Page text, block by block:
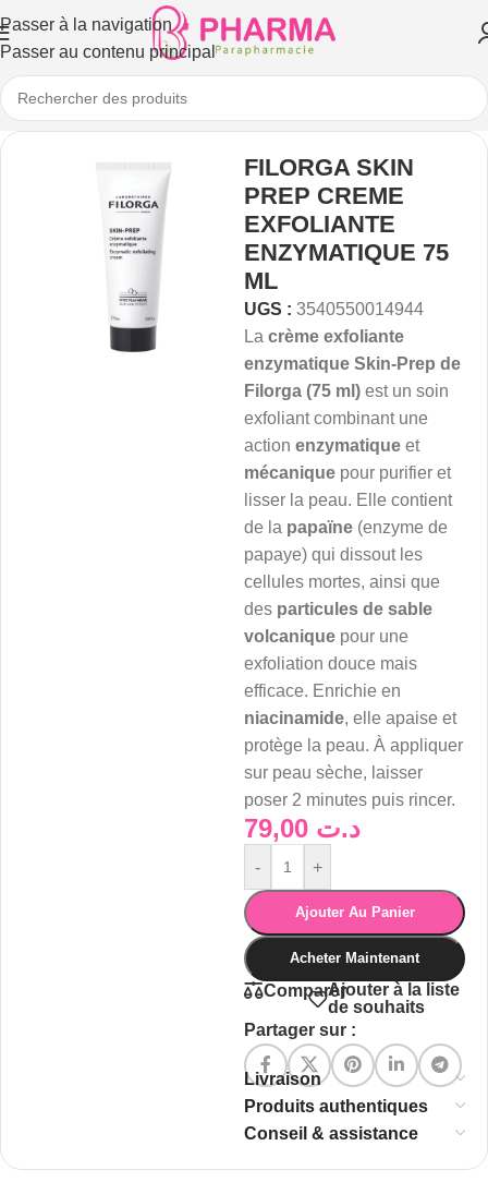
Passer à la navigation
Passer au contenu principal
FILORGA SKIN
PREP CREME
EXFOLIANTE
ENZYMATIQUE 75
ML
UGS : 3540550014944
La crème exfoliante
enzymatique Skin-Prep de
Filorga (75 ml) est un soin
exfoliant combinant une
action enzymatique et
mécanique pour purifier et
lisser la peau. Elle contient
de la papaïne (enzyme de
papaye) qui dissout les
cellules mortes, ainsi que
des particules de sable
volcanique pour une
exfoliation douce mais
efficace. Enrichie en
niacinamide, elle apaise et
protège la peau. À appliquer
sur peau sèche, laisser
poser 2 minutes puis rincer.
د.ت
- +
Ajouter Au Panier
Acheter Maintenant
ComparerAjouter à la liste
de souhaits
Partager sur :
Livraison
Produits authentiques
Conseil & assistance